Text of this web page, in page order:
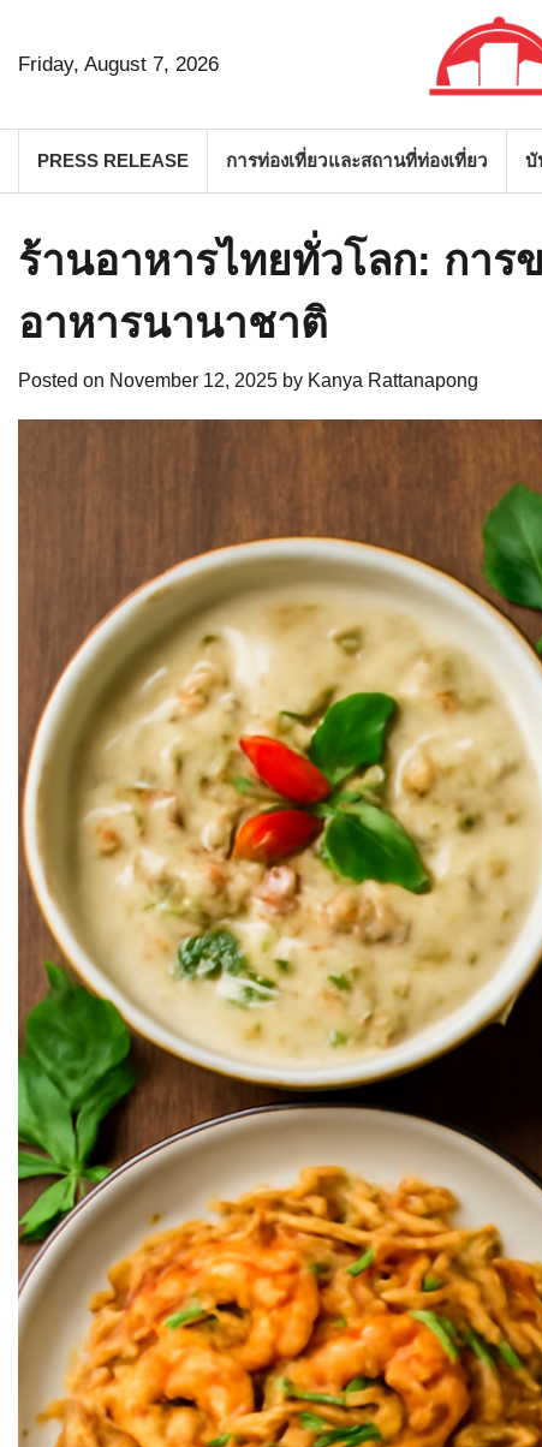
content
Friday, August 7, 2026
PRESS RELEASE การท่องเที่ยวและสถานที่ท่องเที่ยว บั
ร้านอาหารไทยทั่วโลก: การ
อาหารนานาชาติ
Posted on November 12, 2025 by Kanya Rattanapong